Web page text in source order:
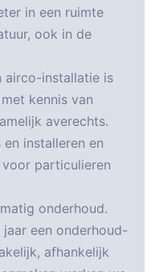
in een ruimte
ook in de
airco-installatie is
kennis van
averechts.
installeren en
particulieren
onderhoud.
een onderhoud-
afhankelijk